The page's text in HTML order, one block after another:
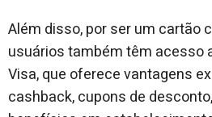
Além disso, por ser um cartão
usuários também têm acesso
Visa, que oferece vantagens
cashback, cupons de